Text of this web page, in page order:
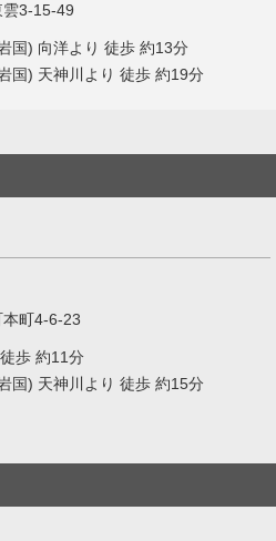
雲3-15-49
国) 向洋より 徒歩 約13分
国) 天神川より 徒歩 約19分
町4-6-23
歩 約11分
国) 天神川より 徒歩 約15分